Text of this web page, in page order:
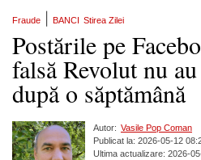
Fraude BANCI Stirea Zilei
Postările pe
falsă Revolut nu
după o săptămână
Autor: Vasile Pop Coman
Publicat la: 2026-05-12
Ultima actualizare: 2026-